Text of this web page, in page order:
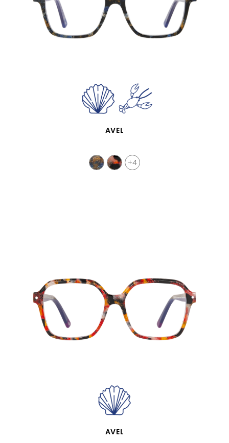
APERÇU RAPIDE
AVEL
+4
APERÇU RAPIDE
AVEL